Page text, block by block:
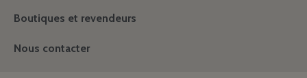
Boutiques et revendeurs
Nous contacter